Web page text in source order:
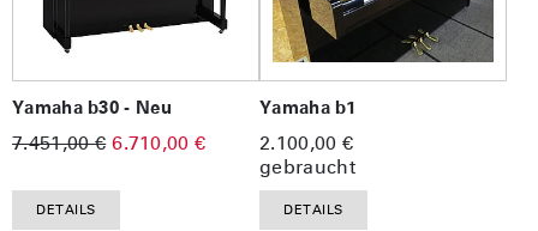
Yamaha b30 - Neu
7.451,00 € 6.710,00 €
DETAILS
Yamaha b1
2.100,00 €
gebraucht
DETAILS